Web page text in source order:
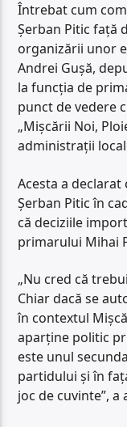
Întrebat cum
Șerban Pitic față
organizării unor
Andrei Gușă,
la funcția de
punct de vedere
„Mișcării Noi,
administrații
Acesta a
Șerban Pitic în
că deciziile
primarului Mihai
„Nu cred că
Chiar dacă se
în contextul
aparține politic
este unul
partidului și în
joc de cuvinte”,